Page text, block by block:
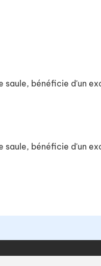
saule, bénéficie d'un
saule, bénéficie d'un